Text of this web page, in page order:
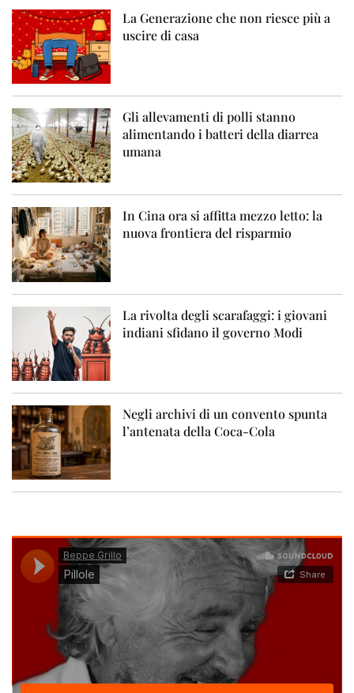
La Generazione che non riesce più a
uscire di casa
Gli allevamenti di polli stanno
alimentando i batteri della diarrea
umana
In Cina ora si affitta mezzo letto: la
nuova frontiera del risparmio
La rivolta degli scarafaggi: i giovani
indiani sfidano il governo Modi
Negli archivi di un convento spunta
l’antenata della Coca-Cola